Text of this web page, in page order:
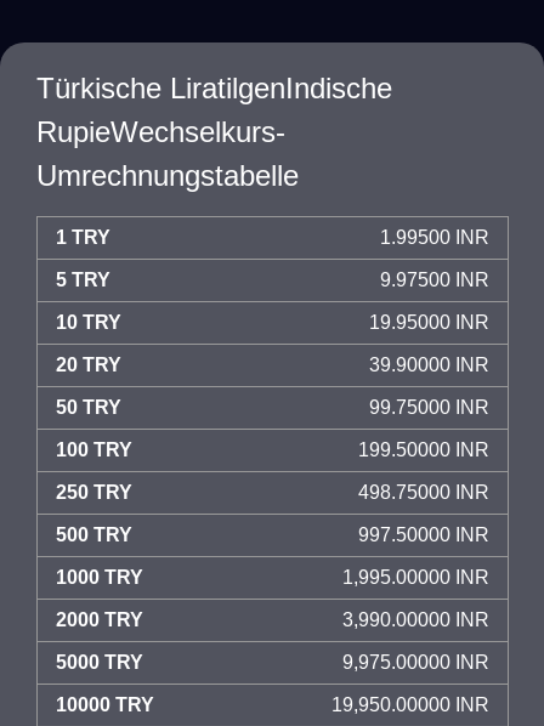
Türkische LiratilgenIndische
RupieWechselkurs-
Umrechnungstabelle
1 TRY 1.99500 INR
5 TRY 9.97500 INR
10 TRY 19.95000 INR
20 TRY 39.90000 INR
50 TRY 99.75000 INR
100 TRY 199.50000 INR
250 TRY 498.75000 INR
500 TRY 997.50000 INR
1000 TRY 1,995.00000 INR
2000 TRY 3,990.00000 INR
5000 TRY 9,975.00000 INR
10000 TRY 19,950.00000 INR